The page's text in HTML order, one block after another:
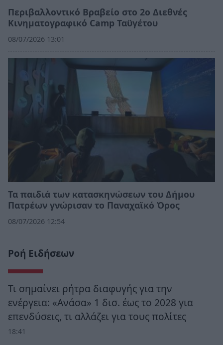
Περιβαλλοντικό Βραβείο στο 2ο Διεθνές
Κινηματογραφικό Camp Ταϋγέτου
08/07/2026 13:01
Τα παιδιά των κατασκηνώσεων του Δήμου
Πατρέων γνώρισαν το Παναχαϊκό Όρος
08/07/2026 12:54
Ροή Ειδήσεων
Τι σημαίνει ρήτρα διαφυγής για την
ενέργεια: «Ανάσα» 1 δισ. έως το 2028 για
επενδύσεις, τι αλλάζει για τους πολίτες
18:41